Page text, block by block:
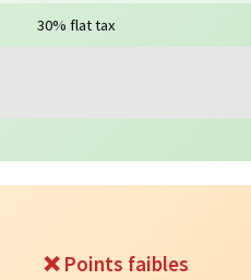
30% flat tax
❌ Points faibles